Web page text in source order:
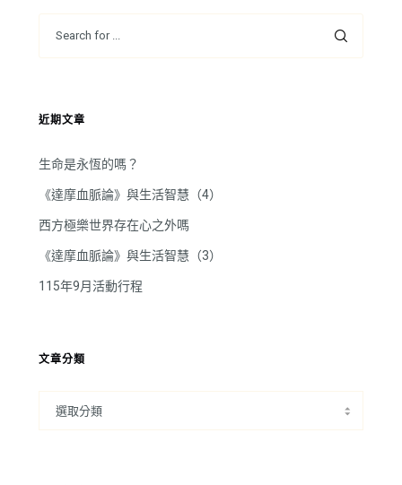
近期文章
生命是永恆的嗎？
《達摩血脈論》與生活智慧（4）
西方極樂世界存在心之外嗎
《達摩血脈論》與生活智慧（3）
115年9月活動行程
文章分類